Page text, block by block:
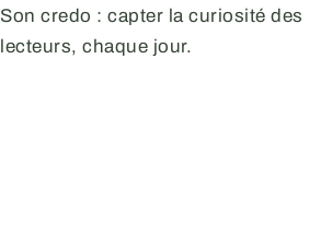
Son credo : capter la curiosité des
lecteurs, chaque jour.